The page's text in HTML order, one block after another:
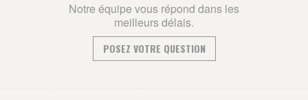
Notre équipe vous répond dans les
meilleurs délais.
POSEZ VOTRE QUESTION